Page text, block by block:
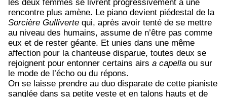
les deux femmes se livrent progressivement à une
rencontre plus amène. Le piano devient piédestal de la
Sorcière Gulliverte qui, après avoir tenté de se mettre
au niveau des humains, assume de n’être pas comme
eux et de rester géante. Et unies dans une même
affection pour la chanteuse disparue, toutes deux se
rejoignent pour entonner certains airs a capella ou sur
le mode de l’écho ou du répons.
On se laisse prendre au duo disparate de cette pianiste
sanglée dans sa petite veste et en talons hauts et de